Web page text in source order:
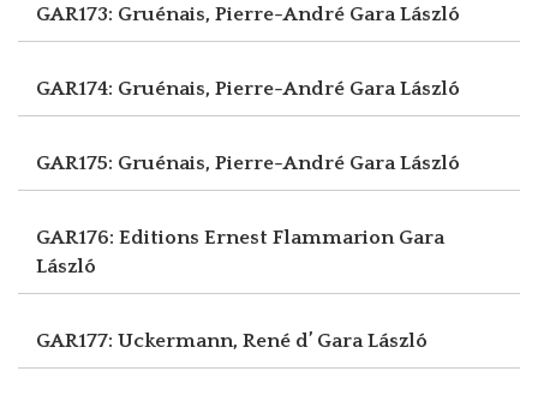
GAR173: Gruénais, Pierre-André Gara László
GAR174: Gruénais, Pierre-André Gara László
GAR175: Gruénais, Pierre-André Gara László
GAR176: Editions Ernest Flammarion Gara
László
GAR177: Uckermann, René d’ Gara László